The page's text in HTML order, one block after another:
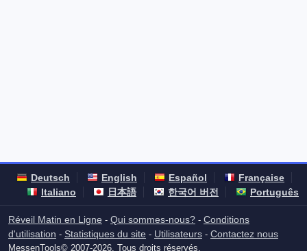
Deutsch English Español
Française
Italiano
日本語 한국어 버전 Português
Réveil Matin en Ligne - Qui sommes-nous? - Conditions
d'utilisation - Statistiques du site - Utilisateurs - Contactez nous
MessenTools© 2007-2026. Tous droits réservés.